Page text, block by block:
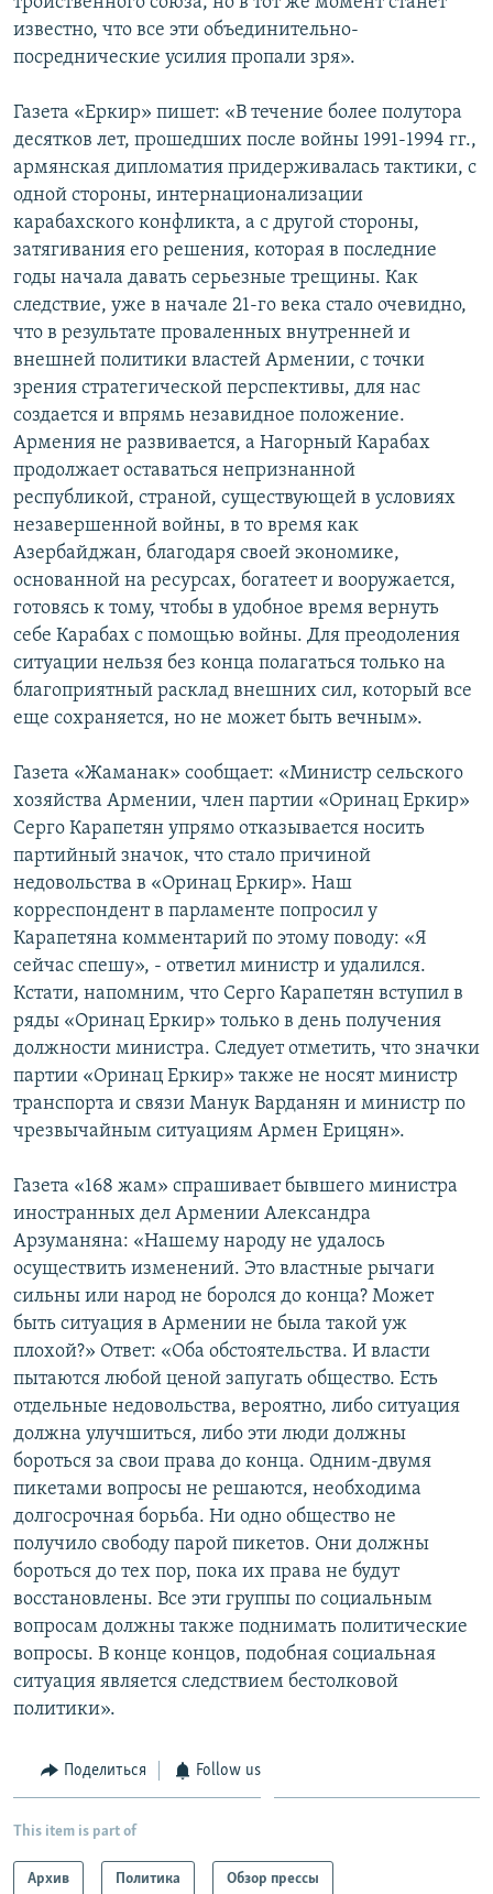
известно, что все эти объединительно-
посреднические усилия пропали зря».
Газета «Еркир» пишет: «В течение более полутора
десятков лет, прошедших после войны 1991-1994 гг.,
армянская дипломатия придерживалась тактики, с
одной стороны, интернационализации
карабахского конфликта, а с другой стороны,
затягивания его решения, которая в последние
годы начала давать серьезные трещины. Как
следствие, уже в начале 21-го века стало очевидно,
что в результате проваленных внутренней и
внешней политики властей Армении, с точки
зрения стратегической перспективы, для нас
создается и впрямь незавидное положение.
Армения не развивается, а Нагорный Карабах
продолжает оставаться непризнанной
республикой, страной, существующей в условиях
незавершенной войны, в то время как
Азербайджан, благодаря своей экономике,
основанной на ресурсах, богатеет и вооружается,
готовясь к тому, чтобы в удобное время вернуть
себе Карабах с помощью войны. Для преодоления
ситуации нельзя без конца полагаться только на
благоприятный расклад внешних сил, который все
еще сохраняется, но не может быть вечным».
Газета «Жаманак» сообщает: «Министр сельского
хозяйства Армении, член партии «Оринац Еркир»
Серго Карапетян упрямо отказывается носить
партийный значок, что стало причиной
недовольства в «Оринац Еркир». Наш
корреспондент в парламенте попросил у
Карапетяна комментарий по этому поводу: «Я
сейчас спешу», - ответил министр и удалился.
Кстати, напомним, что Серго Карапетян вступил в
ряды «Оринац Еркир» только в день получения
должности министра. Следует отметить, что значки
партии «Оринац Еркир» также не носят министр
транспорта и связи Манук Варданян и министр по
чрезвычайным ситуациям Армен Ерицян».
Газета «168 жам» спрашивает бывшего министра
иностранных дел Армении Александра
Арзуманяна: «Нашему народу не удалось
осуществить изменений. Это властные рычаги
сильны или народ не боролся до конца? Может
быть ситуация в Армении не была такой уж
плохой?» Ответ: «Оба обстоятельства. И власти
пытаются любой ценой запугать общество. Есть
отдельные недовольства, вероятно, либо ситуация
должна улучшиться, либо эти люди должны
бороться за свои права до конца. Одним-двумя
пикетами вопросы не решаются, необходима
долгосрочная борьба. Ни одно общество не
получило свободу парой пикетов. Они должны
бороться до тех пор, пока их права не будут
восстановлены. Все эти группы по социальным
вопросам должны также поднимать политические
вопросы. В конце концов, подобная социальная
ситуация является следствием бестолковой
политики».
Поделиться Follow us
This item is part of
Архив Политика Обзор прессы